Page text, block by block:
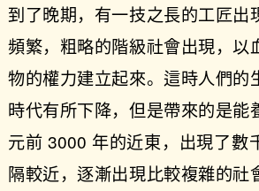
到了晚期，有一技之長的工匠出
頻繁，粗略的階級社會出現，以
物的權力建立起來。這時人們的
時代有所下降，但是帶來的是能
元前 3000 年的近東，出現了數
隔較近，逐漸出現比較複雜的社